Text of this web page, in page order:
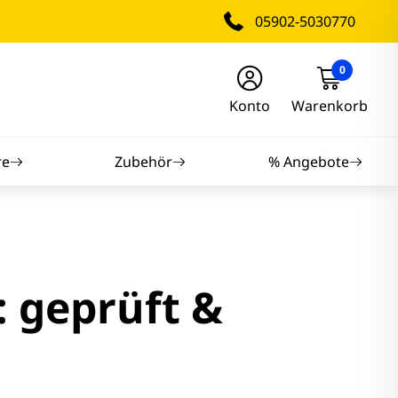
05902-5030770
Konto
0
Warenkorb
Zubehör % Angebote
geprüft &